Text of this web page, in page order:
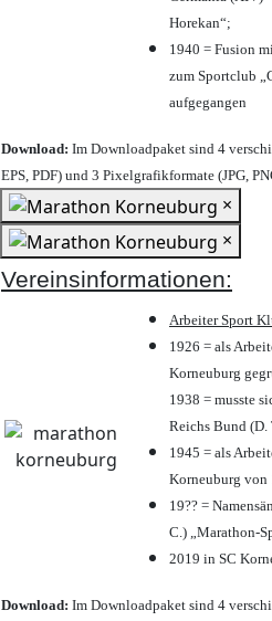
Horekan“;
1940 = Fusion
zum Sportclub
aufgegangen
Download: Im Downloadpaket sind 4
EPS, PDF) und 3 Pixelgrafikformate (JPG,
×
×
Vereinsinformationen:
Arbeiter Sport
1926 = als
Korneuburg
1938 = musste
Reichs Bund (D.
1945 = als
Korneuburg
19?? =
C.) „Marathon-
2019 in SC
Download: Im Downloadpaket sind 4